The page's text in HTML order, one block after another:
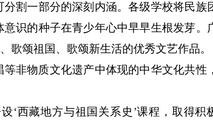
割一部分的深刻内涵。各级学校将民族
识的种子在青少年心中早早生根发芽。
歌颂祖国、歌颂新生活的优秀文艺作品。
非物质文化遗产中体现的中华文化共性
‘西藏地方与祖国关系史’课程，取得积